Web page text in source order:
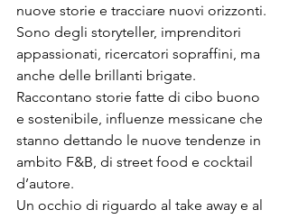
nuove storie e tracciare nuovi orizzonti.
Sono degli storyteller, imprenditori
appassionati, ricercatori sopraffini, ma
anche delle brillanti brigate.
Raccontano storie fatte di cibo buono
e sostenibile, influenze messicane che
stanno dettando le nuove tendenze in
ambito F&B, di street food e cocktail
d’autore.
Un occhio di riguardo al take away e al